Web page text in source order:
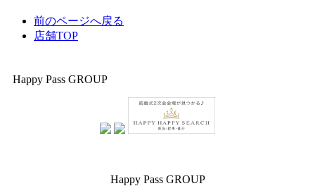
前のページへ戻る
店舗TOP
Happy Pass GROUP
Happy Pass GROUP